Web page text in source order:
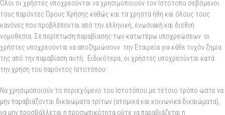
Όλοι οι χρήστες υποχρεούνται να χρησιμοποιούν τον Ιστότοπο σεβόμενοι
τους παρόντες Όρους Χρήσης καθώς και τα χρηστά ήθη και όλους τους
κανόνες που προβλέπονται από την ελληνική, ενωσιακή και διεθνή
νομοθεσία. Σε περίπτωση παραβίασης των κατωτέρω υποχρεώσεων οι
χρήστες υποχρεούνται να αποζημιώσουν την Εταιρεία για κάθε τυχόν ζημία
της από την παραβίαση αυτή. Ειδικότερα, οι χρήστες υποχρεούνται κατά
την χρήση του παρόντος Ιστοτόπου:
Να χρησιμοποιούν το περιεχόμενο του Ιστοτόπου με τέτοιο τρόπο ώστε να
μην παραβιάζονται δικαιώματα τρίτων (ατομικά και κοινωνικά δικαιώματα),
να μην προσβάλλεται η προσωπικότητα ούτε να παραβιάζεται η